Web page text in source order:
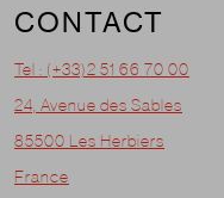
CONTACT
Tel : (+33)2 51 66 70 00
24, Avenue des Sables
85500 Les Herbiers
France